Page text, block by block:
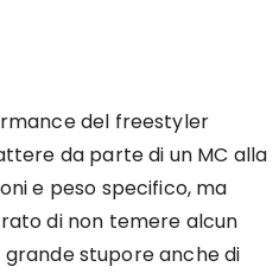
del freestyler
da parte di un MC alla
e peso specifico, ma
di non temere alcun
grande stupore anche di